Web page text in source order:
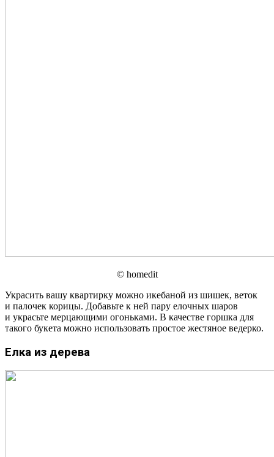
© homedit
Украсить вашу квартирку можно икебаной из шишек, веток
и палочек корицы. Добавьте к ней пару елочных шаров
и украсьте мерцающими огоньками. В качестве горшка для
такого букета можно использовать простое жестяное ведерко.
Елка из дерева